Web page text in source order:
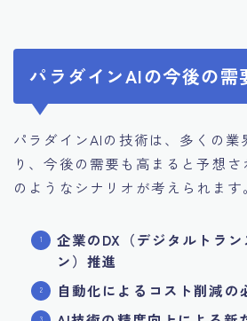
パラダインAIの今後の需
パラダインAIの技術は、多くの業
り、今後の需要も高まると予想
のようなシナリオが考えられます
企業のDX（デジタルトラ
ン）推進
自動化によるコスト削減の